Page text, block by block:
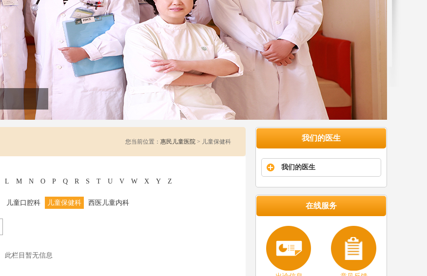
我们的医生
我们的医生
在线服务
您当前位置： 惠民儿童医院 > 儿童保健科
L M N O P Q R S T U V W X Y Z
儿童口腔科 儿童保健科 西医儿童内科
此栏目暂无信息